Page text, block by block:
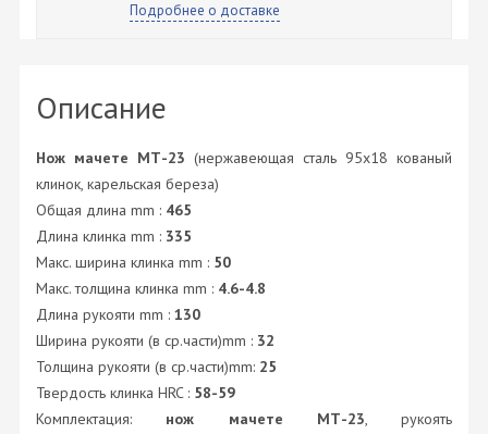
Подробнее о доставке
Описание
Нож мачете МТ-23 (нержавеющая сталь 95х18 кованый
клинок, карельская береза)
Общая длина mm : 465
Длина клинка mm : 335
Макс. ширина клинка mm : 50
Макс. толщина клинка mm : 4.6-4.8
Длина рукояти mm : 130
Ширина рукояти (в ср.части)mm : 32
Толщина рукояти (в ср.части)mm: 25
Твердость клинка HRC : 58-59
Комплектация: нож мачете МТ-23, рукоять